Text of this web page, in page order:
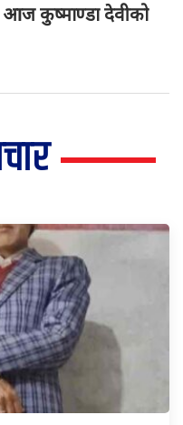
आज कुष्माण्डा देवीको